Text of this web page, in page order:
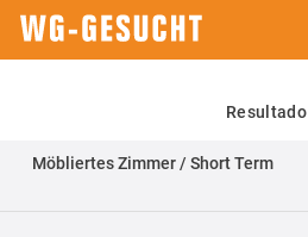
Resultado
Möbliertes Zimmer / Short Term